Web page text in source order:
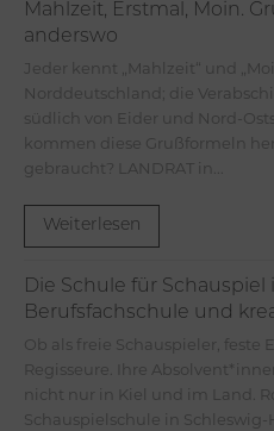
Mahlzeit, Erstmal, Moin.
anderswo
Jeder kennt „Mahlzeit“ und
Norddeutschland; die
südlich von Eider und Nord-
kommen diese Grußformeln
gebraucht? LANDRAT in...
Weiterlesen
Die Schule für Schauspiel
Berufsfachschule und
Ob als freie Schauspieler,
Regisseure. Ihre
nicht nur in Kiel und im Land.
Schauspielschule in Schleswig-